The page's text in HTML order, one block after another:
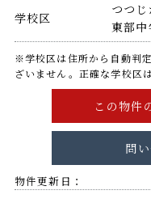
学校区
つつ
東部中
※学校区は住所から自動判
ざいません。正確な学校区
問
物件更新日：